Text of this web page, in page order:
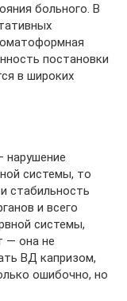
больного. В
постановки
в широких
нарушение
системы, то
стабильность
и всего
системы,
— она не
ВД капризом,
ошибочно, но